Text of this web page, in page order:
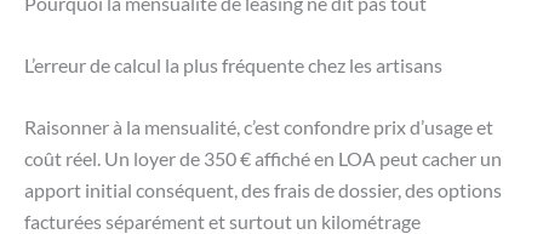
L’erreur de calcul la plus fréquente chez les artisans
Raisonner à la mensualité, c’est confondre prix d’usage et
coût réel. Un loyer de 350 € affiché en LOA peut cacher un
apport initial conséquent, des frais de dossier, des options
facturées séparément et surtout un kilométrage